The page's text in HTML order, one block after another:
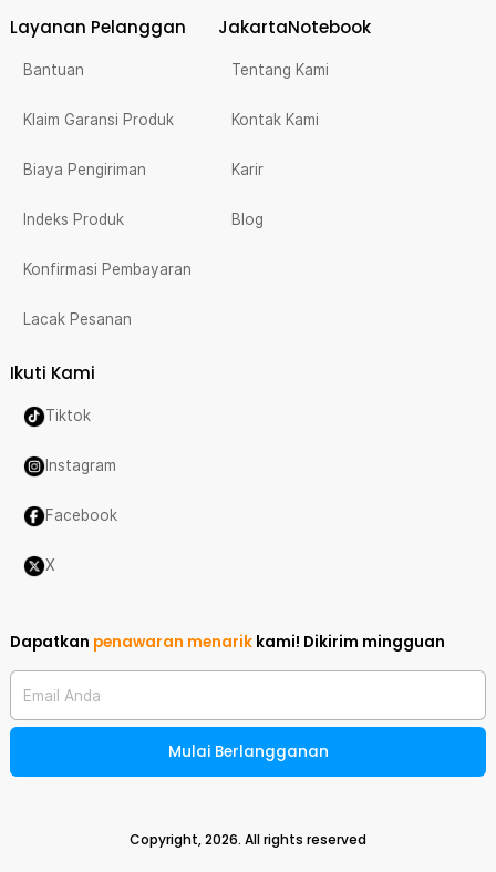
Layanan Pelanggan
Bantuan
Klaim Garansi Produk
Biaya Pengiriman
Indeks Produk
Konfirmasi Pembayaran
Lacak Pesanan
JakartaNotebook
Tentang Kami
Kontak Kami
Karir
Blog
Ikuti Kami
Tiktok
Instagram
Facebook
X
Dapatkan penawaran menarik kami! Dikirim mingguan
Email Anda
Mulai Berlangganan
Copyright,2026. All rights reserved